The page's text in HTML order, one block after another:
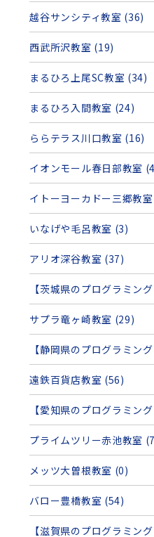
越谷サンシティ教室 (36)
西武所沢教室 (19)
まるひろ上尾SC教室 (34)
まるひろ入間教室 (24)
ららテラス川口教室 (16)
イオンモール春日部教室
イトーヨーカドー三郷教
いなげや毛呂教室 (3)
アリオ深谷教室 (37)
【茨城県のプログラミン
サプラ竜ヶ崎教室 (29)
【静岡県のプログラミン
遠鉄百貨店教室 (56)
【愛知県のプログラミン
プライムツリー赤池教室
メッツ大曽根教室 (0)
バロー豊橋教室 (54)
【滋賀県のプログラミン